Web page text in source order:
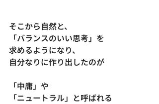
そこから自然と、
「バランスのいい思考」を
求めるようになり、
自分なりに作り出したのが
「中庸」や
「ニュートラル」と呼ばれる